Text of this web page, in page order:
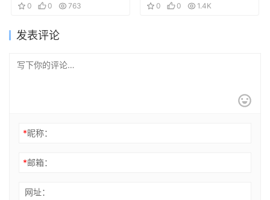
0
0 763
集0
0 1.4K
发表评论
*昵称：
*邮箱：
网址：